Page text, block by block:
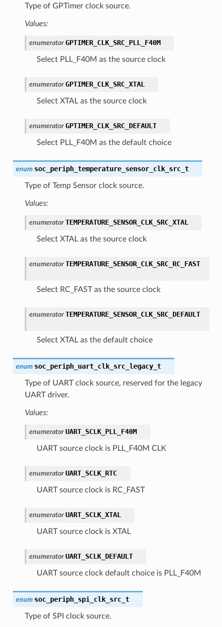
Type of GPTimer clock source.
Values:
enumerator GPTIMER_CLK_SRC_PLL_F40M
Select PLL_F40M as the source clock
enumerator GPTIMER_CLK_SRC_XTAL
Select XTAL as the source clock
enumerator GPTIMER_CLK_SRC_DEFAULT
Select PLL_F40M as the default choice
enum soc_periph_temperature_sensor_clk_src_t
Type of Temp Sensor clock source.
Values:
enumerator TEMPERATURE_SENSOR_CLK_SRC_XTAL
Select XTAL as the source clock
enumerator TEMPERATURE_SENSOR_CLK_SRC_RC_FAST
Select RC_FAST as the source clock
enumerator TEMPERATURE_SENSOR_CLK_SRC_DEFAULT
Select XTAL as the default choice
enum soc_periph_uart_clk_src_legacy_t
Type of UART clock source, reserved for the legacy
UART driver.
Values:
enumerator UART_SCLK_PLL_F40M
UART source clock is PLL_F40M CLK
enumerator UART_SCLK_RTC
UART source clock is RC_FAST
enumerator UART_SCLK_XTAL
UART source clock is XTAL
enumerator UART_SCLK_DEFAULT
UART source clock default choice is PLL_F40M
enum soc_periph_spi_clk_src_t
Type of SPI clock source.